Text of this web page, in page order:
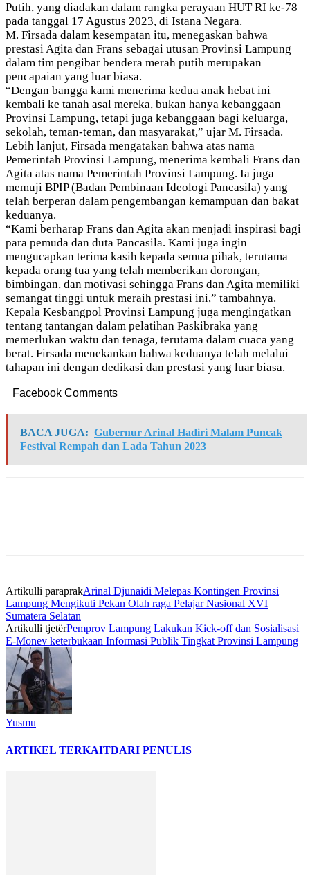
Putih, yang diadakan dalam rangka perayaan HUT RI ke-78
pada tanggal 17 Agustus 2023, di Istana Negara.
M. Firsada dalam kesempatan itu, menegaskan bahwa
prestasi Agita dan Frans sebagai utusan Provinsi Lampung
dalam tim pengibar bendera merah putih merupakan
pencapaian yang luar biasa.
“Dengan bangga kami menerima kedua anak hebat ini
kembali ke tanah asal mereka, bukan hanya kebanggaan
Provinsi Lampung, tetapi juga kebanggaan bagi keluarga,
sekolah, teman-teman, dan masyarakat,” ujar M. Firsada.
Lebih lanjut, Firsada mengatakan bahwa atas nama
Pemerintah Provinsi Lampung, menerima kembali Frans dan
Agita atas nama Pemerintah Provinsi Lampung. Ia juga
memuji BPIP (Badan Pembinaan Ideologi Pancasila) yang
telah berperan dalam pengembangan kemampuan dan bakat
keduanya.
“Kami berharap Frans dan Agita akan menjadi inspirasi bagi
para pemuda dan duta Pancasila. Kami juga ingin
mengucapkan terima kasih kepada semua pihak, terutama
kepada orang tua yang telah memberikan dorongan,
bimbingan, dan motivasi sehingga Frans dan Agita memiliki
semangat tinggi untuk meraih prestasi ini,” tambahnya.
Kepala Kesbangpol Provinsi Lampung juga mengingatkan
tentang tantangan dalam pelatihan Paskibraka yang
memerlukan waktu dan tenaga, terutama dalam cuaca yang
berat. Firsada menekankan bahwa keduanya telah melalui
tahapan ini dengan dedikasi dan prestasi yang luar biasa.
Facebook Comments
BACA JUGA: Gubernur Arinal Hadiri Malam Puncak
Festival Rempah dan Lada Tahun 2023
Artikulli paraprakArinal Djunaidi Melepas Kontingen Provinsi
Lampung Mengikuti Pekan Olah raga Pelajar Nasional XVI
Sumatera Selatan
Artikulli tjetërPemprov Lampung Lakukan Kick-off dan Sosialisasi
E-Monev keterbukaan Informasi Publik Tingkat Provinsi Lampung
Yusmu
ARTIKEL TERKAITDARI PENULIS